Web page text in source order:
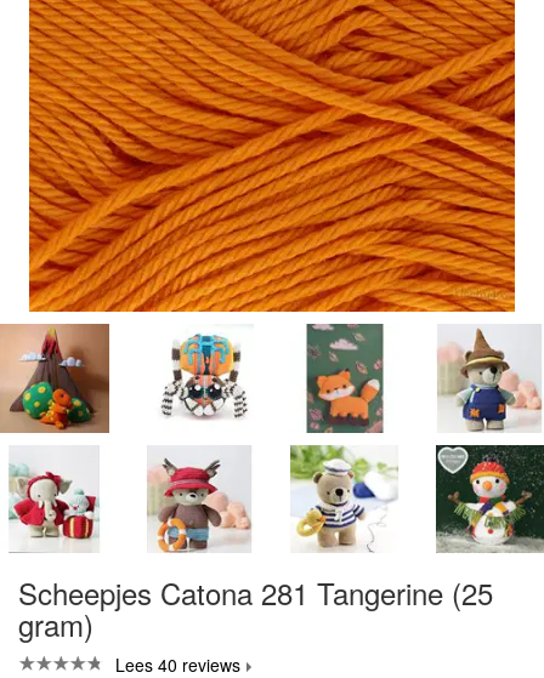
Scheepjes Catona 281 Tangerine (25
gram)
Lees 40 reviews